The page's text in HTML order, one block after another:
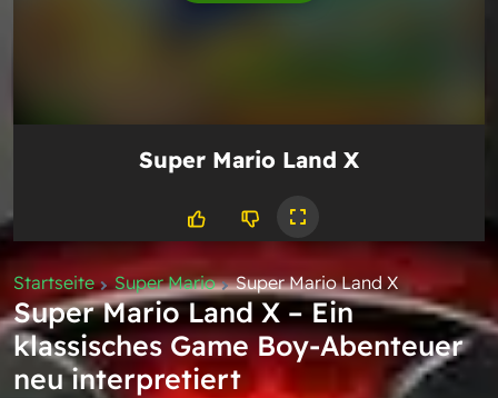
Super Mario Land X
Startseite Super Mario Super Mario Land X
Super Mario Land X – Ein
klassisches Game Boy-Abenteuer
neu interpretiert